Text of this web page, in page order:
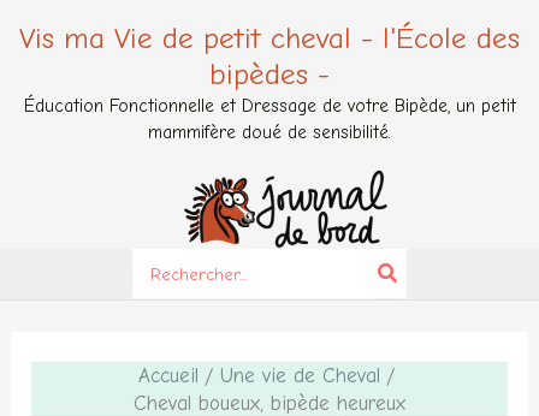
Vis ma Vie de petit cheval - l'École des
bipèdes -
Éducation Fonctionnelle et Dressage de votre Bipède, un petit
mammifère doué de sensibilité.
for:
Accueil
Une vie de Cheval
Cheval boueux, bipède heureux